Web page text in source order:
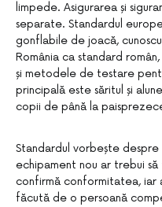
limpede. Asigurarea și
separate. Standardul
gonflabile de joacă,
România ca standard
și metodele de testare
principală este săritul și
copii de până la
Standardul vorbește
echipament nou ar trebui
confirmă conformitatea, iar
făcută de o persoană